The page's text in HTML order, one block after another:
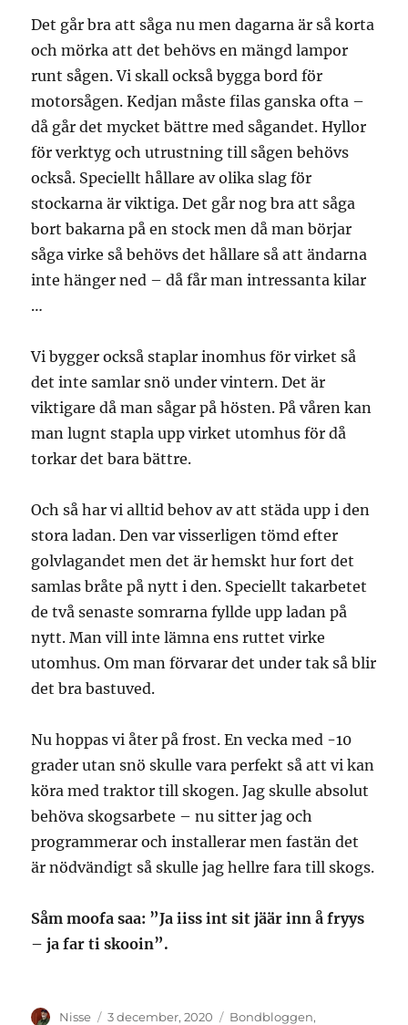
Det går bra att såga nu men dagarna är så korta
och mörka att det behövs en mängd lampor
runt sågen. Vi skall också bygga bord för
motorsågen. Kedjan måste filas ganska ofta –
då går det mycket bättre med sågandet. Hyllor
för verktyg och utrustning till sågen behövs
också. Speciellt hållare av olika slag för
stockarna är viktiga. Det går nog bra att såga
bort bakarna på en stock men då man börjar
såga virke så behövs det hållare så att ändarna
inte hänger ned – då får man intressanta kilar
…
Vi bygger också staplar inomhus för virket så
det inte samlar snö under vintern. Det är
viktigare då man sågar på hösten. På våren kan
man lugnt stapla upp virket utomhus för då
torkar det bara bättre.
Och så har vi alltid behov av att städa upp i den
stora ladan. Den var visserligen tömd efter
golvlagandet men det är hemskt hur fort det
samlas bråte på nytt i den. Speciellt takarbetet
de två senaste somrarna fyllde upp ladan på
nytt. Man vill inte lämna ens ruttet virke
utomhus. Om man förvarar det under tak så blir
det bra bastuved.
Nu hoppas vi åter på frost. En vecka med -10
grader utan snö skulle vara perfekt så att vi kan
köra med traktor till skogen. Jag skulle absolut
behöva skogsarbete – nu sitter jag och
programmerar och installerar men fastän det
är nödvändigt så skulle jag hellre fara till skogs.
Såm moofa saa: ”Ja iiss int sit jäär inn å fryys
– ja far ti skooin”.
Författare
Nisse
Publicerat
3 december, 2020 Kategorier
Bondbloggen,